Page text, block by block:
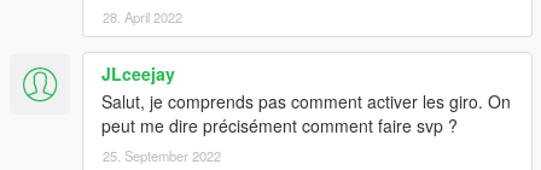
28. April 2022
JLceejay
Salut, je comprends pas comment activer les giro. On
peut me dire précisément comment faire svp ?
25. September 2022